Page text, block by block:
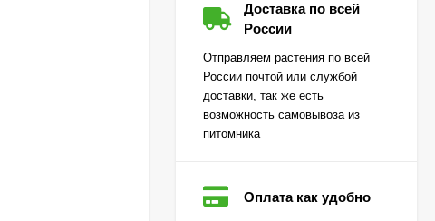
500₽
360
Гортензия Лаймлайт
(Limelight) метельчатая
Доставка по всей
России
Отправляем растения по всей
России почтой или службой
доставки, так же есть
возможность самовывоза из
питомника
Оплата как удобно